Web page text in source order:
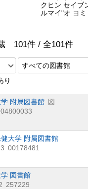
クヒン セイブ
ルマイ"オ ヨミ
101件 / 全101件
すべての図書館
り
附属図書館 図
大学 附属図書館
00178481
図書館
257229